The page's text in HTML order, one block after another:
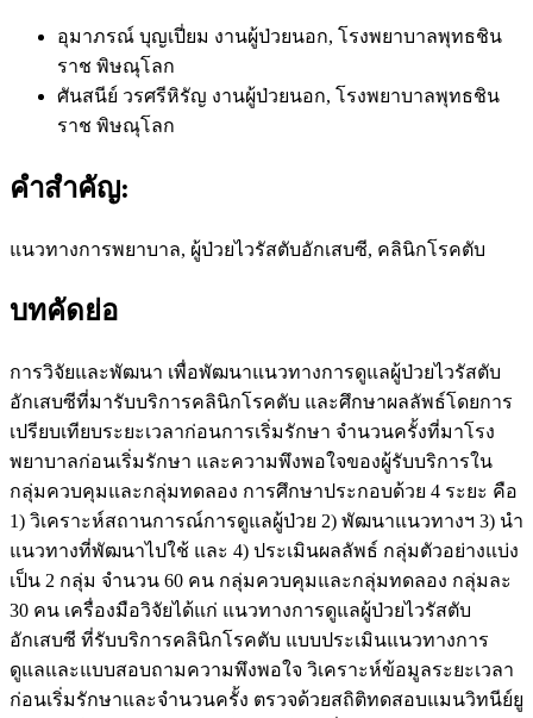
อุมาภรณ์ บุญเปี่ยม งานผู้ป่วยนอก, โรงพยาบาลพุทธชิน
ราช พิษณุโลก
ศันสนีย์ วรศรีหิรัญ งานผู้ป่วยนอก, โรงพยาบาลพุทธชิน
ราช พิษณุโลก
คำสำคัญ:
แนวทางการพยาบาล, ผู้ป่วยไวรัสตับอักเสบซี, คลินิกโรคตับ
บทคัดย่อ
การวิจัยและพัฒนา เพื่อพัฒนาแนวทางการดูแลผู้ป่วยไวรัสตับ
อักเสบซีที่มารับบริการคลินิกโรคตับ และศึกษาผลลัพธ์โดยการ
เปรียบเทียบระยะเวลาก่อนการเริ่มรักษา จำนวนครั้งที่มาโรง
พยาบาลก่อนเริ่มรักษา และความพึงพอใจของผู้รับบริการใน
กลุ่มควบคุมและกลุ่มทดลอง การศึกษาประกอบด้วย 4 ระยะ คือ
1) วิเคราะห์สถานการณ์การดูแลผู้ป่วย 2) พัฒนาแนวทางฯ 3) นำ
แนวทางที่พัฒนาไปใช้ และ 4) ประเมินผลลัพธ์ กลุ่มตัวอย่างแบ่ง
เป็น 2 กลุ่ม จำนวน 60 คน กลุ่มควบคุมและกลุ่มทดลอง กลุ่มละ
30 คน เครื่องมือวิจัยได้แก่ แนวทางการดูแลผู้ป่วยไวรัสตับ
อักเสบซี ที่รับบริการคลินิกโรคตับ แบบประเมินแนวทางการ
ดูแลและแบบสอบถามความพึงพอใจ วิเคราะห์ข้อมูลระยะเวลา
ก่อนเริ่มรักษาและจำนวนครั้ง ตรวจด้วยสถิติทดสอบแมนวิทนีย์ยู